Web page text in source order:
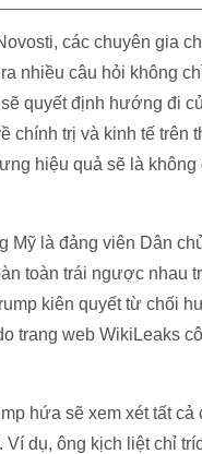
các chuyên gia
nhiều câu hỏi không
quyết định hướng đi
chính trị và kinh tế
hiệu quả sẽ là
Mỹ là đảng viên Dân
toàn trái ngược nhau
kiên quyết từ chối
trang web WikiLeaks
hứa sẽ xem xét tất
dụ, ông kịch liệt chỉ